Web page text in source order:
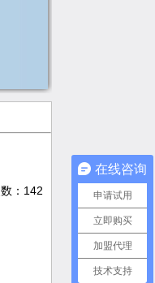
： 142
在线咨询
申请试用
立即购买
加盟代理
技术支持